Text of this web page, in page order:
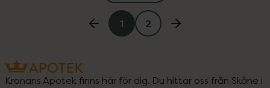
1 2
Kronans Apotek finns här för dig. Du hittar oss från Skåne i